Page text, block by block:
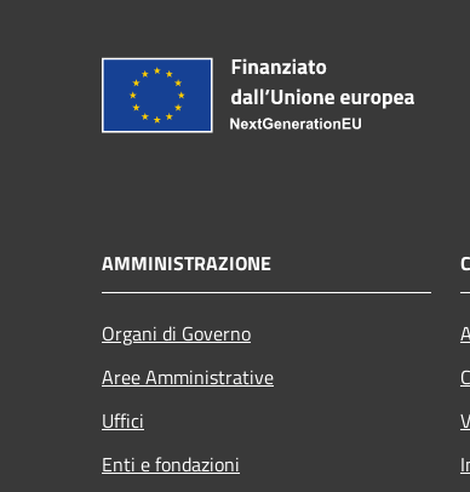
AMMINISTRAZIONE
Organi di Governo
Aree Amministrative
Uffici
Enti e fondazioni